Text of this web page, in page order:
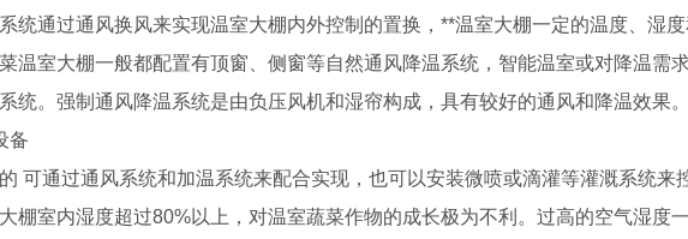
统通过通风换风来实现温室大棚内外控制的置换，**温室大棚一定的温度、湿度
温室大棚一般都配置有顶窗、侧窗等自然通风降温系统，智能温室或对降温需
统。强制通风降温系统是由负压风机和湿帘构成，具有较好的通风和降温效果。
备
可通过通风系统和加温系统来配合实现，也可以安装微喷或滴灌等灌溉系统来
棚室内湿度超过80%以上，对温室蔬菜作物的成长极为不利。过高的空气湿度